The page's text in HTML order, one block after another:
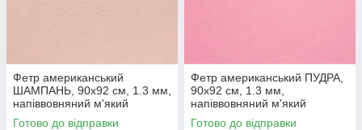
Фетр американський
ШАМПАНЬ, 90x92 см, 1.3 мм,
напіввовняний м'який
Готово до відправки
Фетр американський ПУДРА,
90x92 см, 1.3 мм,
напіввовняний м'який
Готово до відправки